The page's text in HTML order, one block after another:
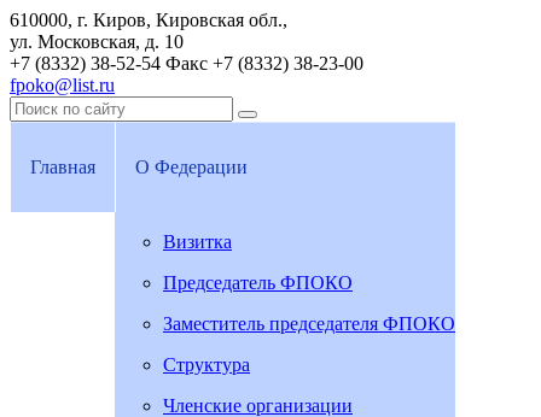
610000, г. Киров, Кировская обл.,
ул. Московская, д. 10
+7 (8332) 38-52-54 Факс +7 (8332) 38-23-00
fpoko@list.ru
Главная О Федерации
Визитка
Председатель ФПОКО
Заместитель председателя ФПОКО
Структура
Членские организации